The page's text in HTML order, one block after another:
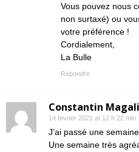
Vous pouvez nous
non surtaxé) ou
votre préférence !
Cordialement,
La Bulle
Répondre
Constantin Magali
14 février 2021 at 12 h 22 min
J’ai passé une
Une semaine très